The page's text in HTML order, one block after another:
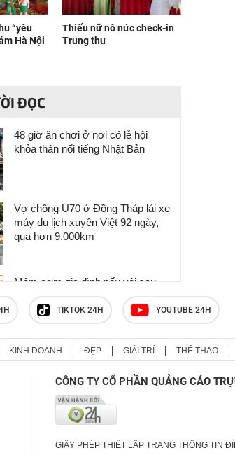
“yêu
Hà Nội
Thiếu nữ nô nức check-in
Trung thu
ĐỌC
48 giờ ăn chơi ở nơi có lễ hội
khỏa thân nổi tiếng Nhật Bản
Vợ chồng U70 ở Đồng Tháp lái xe
máy du lịch xuyên Việt 92 ngày,
qua hơn 9.000km
Mâm cơm gia đình nấu vội sau
giờ tan ca gây chú ý
Vì sao Nhật Bản thịnh hành kiểu
chẳng sợ mất mát?
TIKTOK 24H YOUTUBE 24H
KINH DOANH ĐẸP GIẢI TRÍ THỂ THAO
CÔNG TY CỔ PHẦN QUẢNG CÁO
GIẤY PHÉP THIẾT LẬP TRANG THÔNG TIN